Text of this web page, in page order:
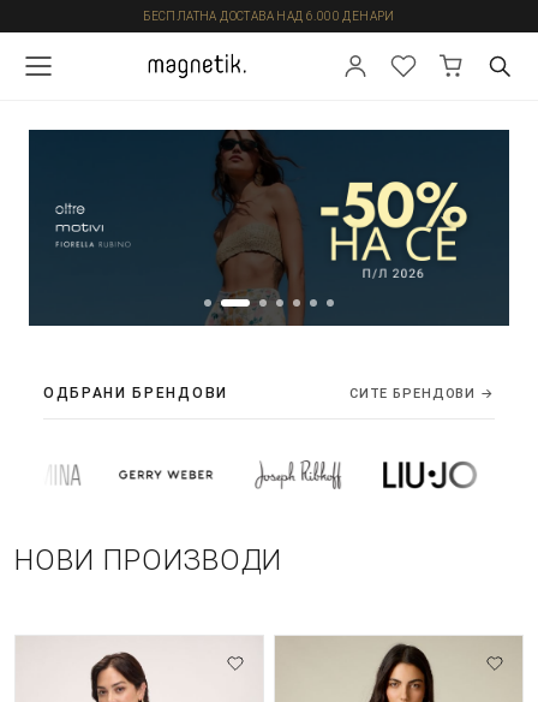
БЕСПЛАТНА ДОСТАВА НАД 6.000 ДЕНАРИ
ОДБРАНИ БРЕНДОВИ СИТЕ БРЕНДОВИ →
НОВИ ПРОИЗВОДИ